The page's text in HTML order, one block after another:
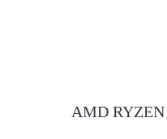
AMD RYZEN